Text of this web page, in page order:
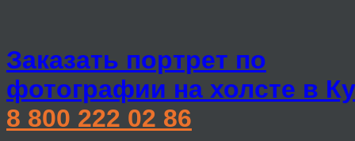
Заказать портрет по
фотографии на холсте в
8 800 222 02 86